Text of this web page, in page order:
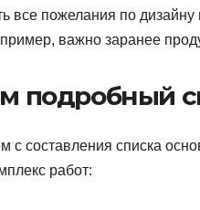
все пожелания по
важно заранее
подробный
с составления списка
работ: